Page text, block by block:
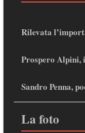
Rilevata
Prospero Alpini,
Sandro Penna,
La foto